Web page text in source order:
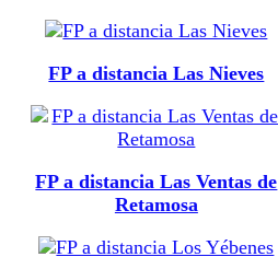
FP a distancia Las Nieves
FP a distancia Las Ventas de
Retamosa